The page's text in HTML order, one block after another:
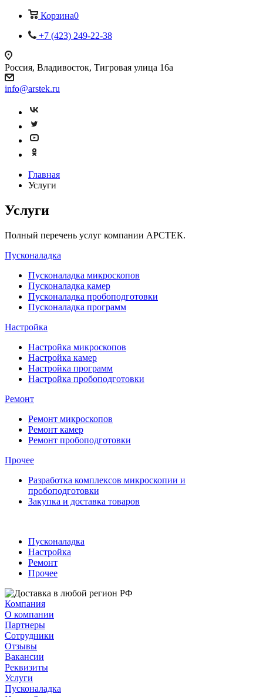
Корзина0
+7 (423) 249-22-38
Россия, Владивосток, Тигровая улица 16а
info@arstek.ru
Главная
Услуги
Услуги
Полный перечень услуг компании АРСТЕК.
Пусконаладка
Пусконаладка микроскопов
Пусконаладка камер
Пусконаладка пробоподготовки
Пусконаладка программ
Настройка
Настройка микроскопов
Настройка камер
Настройка программ
Настройка пробоподготовки
Ремонт
Ремонт микроскопов
Ремонт камер
Ремонт пробоподготовки
Прочее
Разработка комплексов микроскопии и
пробоподготовки
Закупка и доставка товаров
Пусконаладка
Настройка
Ремонт
Прочее
Компания
О компании
Партнеры
Сотрудники
Отзывы
Вакансии
Реквизиты
Услуги
Пусконаладка